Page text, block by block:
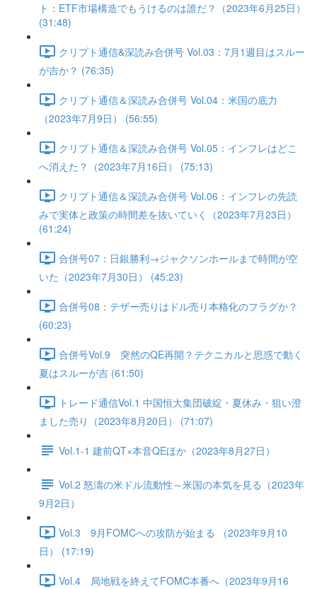
ト：ETF市場構造でもうけるのは誰だ？（2023年6月25日）
(31:48)
クリプト通信&深読み合併号 Vol.03：7月1週目はスルー
が吉か？ (76:35)
クリプト通信＆深読み合併号 Vol.04：米国の底力
（2023年7月9日） (56:55)
クリプト通信＆深読み合併号 Vol.05：インフレはどこ
へ消えた？（2023年7月16日） (75:13)
クリプト通信＆深読み合併号 Vol.06：インフレの先読
みで実体と政策の時間差を抜いていく（2023年7月23日）
(61:24)
合併号07：日銀勝利→ジャクソンホールまで時間が空
いた（2023年7月30日） (45:23)
合併号08：テザー売りはドル売り本格化のフラグか？
(60:23)
合併号Vol.9 突然のQE再開？テクニカルと思惑で動く
夏はスルーが吉 (61:50)
トレード通信Vol.1 中国恒⼤集団破綻・夏休み・狙い澄
ました売り（2023年8月20日） (71:07)
Vol.1-1 建前QT×本音QEほか（2023年8月27日）
Vol.2 怒濤の米ドル流動性～米国の本気を見る（2023年
9月2日）
Vol.3 9月FOMCへの攻防が始まる （2023年9月10
日） (17:19)
Vol.4 局地戦を終えてFOMC本番へ（2023年9月16